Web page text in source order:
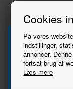
Cookies
På vores
indstillinger,
annoncer.
fortsat brug af
Læs mere